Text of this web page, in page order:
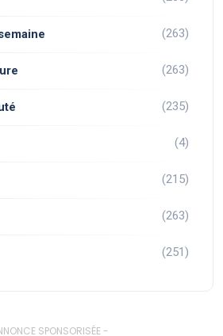
(263)
(263)
(235)
(4)
(215)
(263)
(251)
SPONSORISÉE -